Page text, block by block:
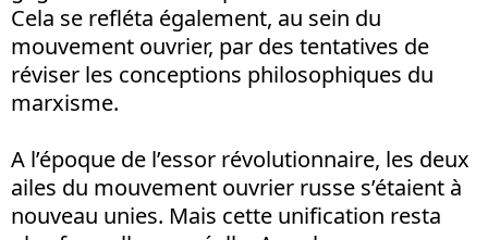
Cela se refléta également, au sein du
mouvement ouvrier, par des tentatives de
réviser les conceptions philosophiques du
marxisme.
A l’époque de l’essor révolutionnaire, les deux
ailes du mouvement ouvrier russe s’étaient à
nouveau unies. Mais cette unification resta